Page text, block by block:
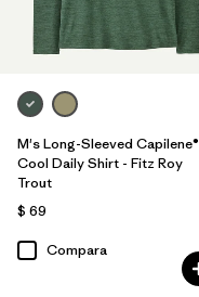
M's Long-Sleeved Capilene®
Cool Daily Shirt - Fitz Roy
Trout
$ 69
Compara